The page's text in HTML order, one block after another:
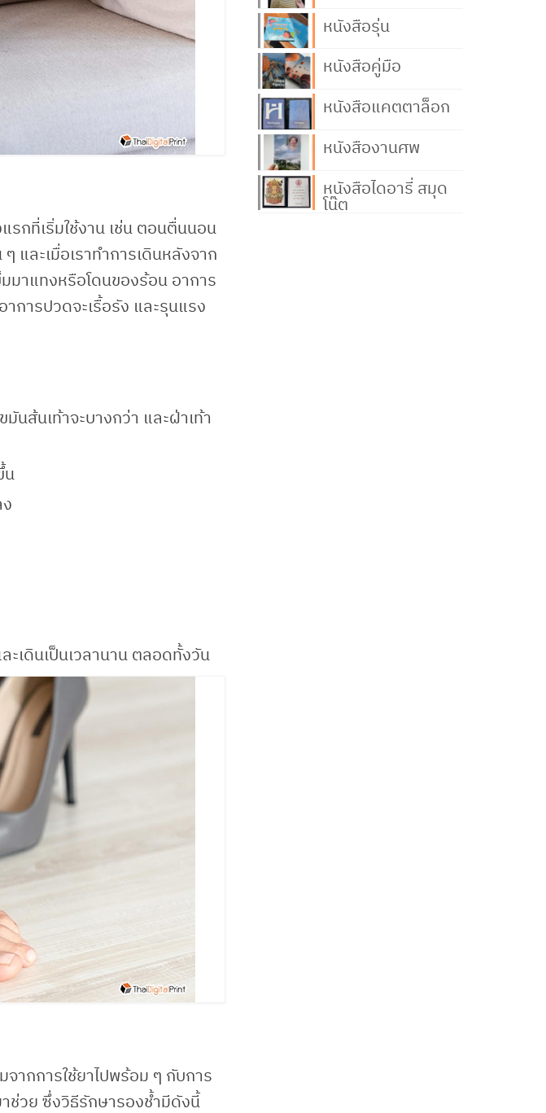
รกที่เริ่มใช้งาน เช่น ตอนตื่นนอน
และเมื่อเราทำการเดินหลังจาก
มมาแทงหรือโดนของร้อน อาการ
การปวดจะเรื้อรัง และรุนแรง
นส้นเท้าจะบางกว่า และฝ่าเท้า
น
เดินเป็นเวลานาน ตลอดทั้งวัน
ากการใช้ยาไปพร้อม ๆ กับการ
าช่วย ซึ่งวิธีรักษารองช้ำมีดังนี้
หนังสือรุ่น
หนังสือคู่มือ
หนังสือแคตตาล็อก
หนังสืองานศพ
หนังสือไดอารี่ สมุด
โน๊ต